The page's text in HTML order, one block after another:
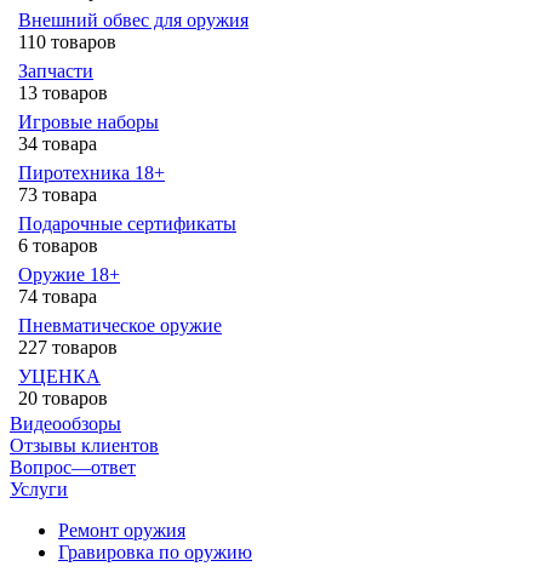
Внешний обвес для оружия
110 товаров
Запчасти
13 товаров
Игровые наборы
34 товара
Пиротехника 18+
73 товара
Подарочные сертификаты
6 товаров
Оружие 18+
74 товара
Пневматическое оружие
227 товаров
УЦЕНКА
20 товаров
Видеообзоры
Отзывы клиентов
Вопрос—ответ
Услуги
Ремонт оружия
Гравировка по оружию